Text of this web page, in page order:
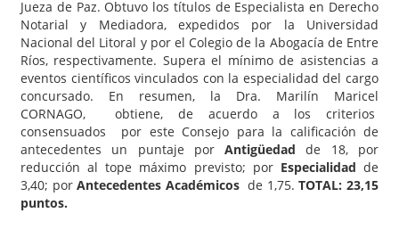
Jueza de Paz. Obtuvo los títulos de Especialista en Derecho
Notarial y Mediadora, expedidos por la Universidad
Nacional del Litoral y por el Colegio de la Abogacía de Entre
Ríos, respectivamente. Supera el mínimo de asistencias a
eventos científicos vinculados con la especialidad del cargo
concursado. En resumen, la Dra. Marilín Maricel
CORNAGO, obtiene, de acuerdo a los criterios
consensuados por este Consejo para la calificación de
antecedentes un puntaje porAntigüedad de 18, por
reducción al tope máximo previsto; por Especialidad de
3,40; porAntecedentes Académicosde 1,75.TOTAL: 23,15
puntos.